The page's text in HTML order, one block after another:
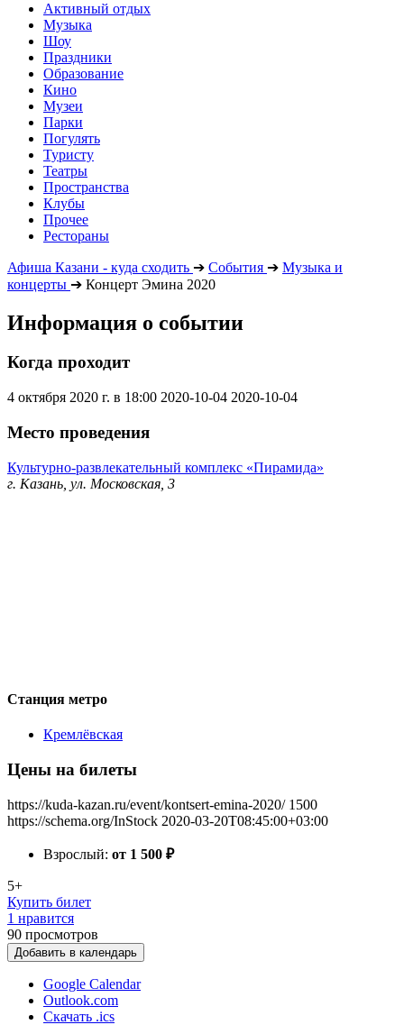
Активный отдых
Музыка
Шоу
Праздники
Образование
Кино
Музеи
Парки
Погулять
Туристу
Театры
Пространства
Клубы
Прочее
Рестораны
Афиша Казани - куда сходить ➔ События ➔ Музыка и
концерты ➔ Концерт Эмина 2020
Информация о событии
Когда проходит
4 октября 2020 г. в 18:00 2020-10-04 2020-10-04
Место проведения
Культурно-развлекательный комплекс «Пирамида»
г. Казань, ул. Московская, 3
Станция метро
Кремлёвская
Цены на билеты
https://kuda-kazan.ru/event/kontsert-emina-2020/ 1500
https://schema.org/InStock 2020-03-20T08:45:00+03:00
Взрослый: от 1 500 ₽
5+
Купить билет
1 нравится
90 просмотров
Добавить в календарь
Google Calendar
Outlook.com
Скачать .ics